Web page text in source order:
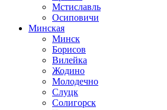
Мстиславль
Осиповичи
Минская
Минск
Борисов
Вилейка
Жодино
Молодечно
Слуцк
Солигорск